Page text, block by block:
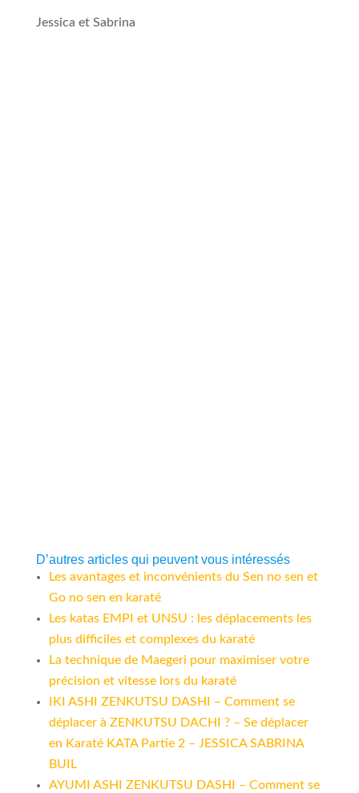
Jessica et Sabrina
D’autres articles qui peuvent vous intéressés
Les avantages et inconvénients du Sen no sen et
Go no sen en karaté
Les katas EMPI et UNSU : les déplacements les
plus difficiles et complexes du karaté
La technique de Maegeri pour maximiser votre
précision et vitesse lors du karaté
IKI ASHI ZENKUTSU DASHI – Comment se
déplacer à ZENKUTSU DACHI ? – Se déplacer
en Karaté KATA Partie 2 – JESSICA SABRINA
BUIL
AYUMI ASHI ZENKUTSU DASHI – Comment se